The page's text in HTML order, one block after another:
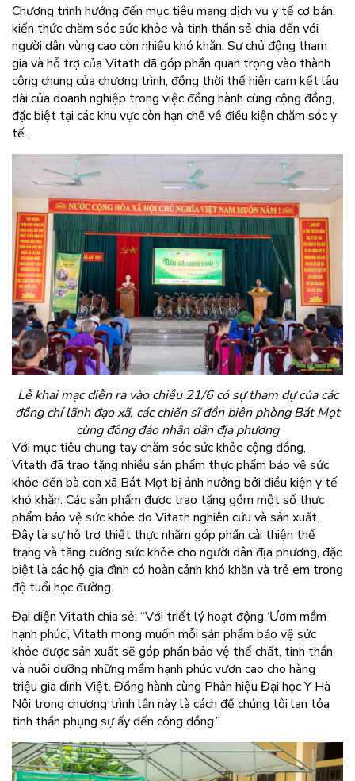
Chương trình hướng đến mục tiêu mang dịch vụ y tế cơ bản,
kiến thức chăm sóc sức khỏe và tinh thần sẻ chia đến với
người dân vùng cao còn nhiều khó khăn. Sự chủ động tham
gia và hỗ trợ của Vitath đã góp phần quan trọng vào thành
công chung của chương trình, đồng thời thể hiện cam kết lâu
dài của doanh nghiệp trong việc đồng hành cùng cộng đồng,
đặc biệt tại các khu vực còn hạn chế về điều kiện chăm sóc y
tế.
Lễ khai mạc diễn ra vào chiều 21/6 có sự tham dự của các
đồng chí lãnh đạo xã, các chiến sĩ đồn biên phòng Bát Mọt
cùng đông đảo nhân dân địa phương
Với mục tiêu chung tay chăm sóc sức khỏe cộng đồng,
Vitath đã trao tặng nhiều sản phẩm thực phẩm bảo vệ sức
khỏe đến bà con xã Bát Mọt bị ảnh hưởng bởi điều kiện y tế
khó khăn. Các sản phẩm được trao tặng gồm một số thực
phẩm bảo vệ sức khỏe do Vitath nghiên cứu và sản xuất.
Đây là sự hỗ trợ thiết thực nhằm góp phần cải thiện thể
trạng và tăng cường sức khỏe cho người dân địa phương, đặc
biệt là các hộ gia đình có hoàn cảnh khó khăn và trẻ em trong
độ tuổi học đường.
Đại diện Vitath chia sẻ: “Với triết lý hoạt động ‘Ươm mầm
hạnh phúc’, Vitath mong muốn mỗi sản phẩm bảo vệ sức
khỏe được sản xuất sẽ góp phần bảo vệ thể chất, tinh thần
và nuôi dưỡng những mầm hạnh phúc vươn cao cho hàng
triệu gia đình Việt. Đồng hành cùng Phân hiệu Đại học Y Hà
Nội trong chương trình lần này là cách để chúng tôi lan tỏa
tinh thần phụng sự ấy đến cộng đồng.”